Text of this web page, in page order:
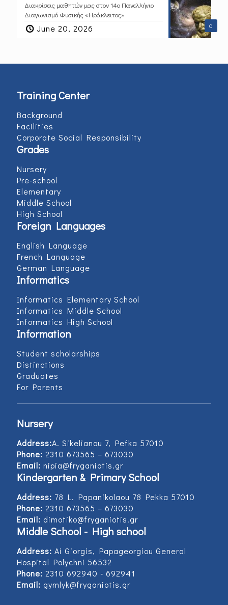
0
Διακρίσεις μαθητών μας στον 14ο Πανελλήνιο
Διαγωνισμό Φυσικής «Ηράκλειτος»
June 20, 2026
Training Center
Background
Facilities
Corporate Social Responsibility
Grades
Nursery
Pre-school
Elementary
Middle School
High School
Foreign Languages
English Language
French Language
German Language
Informatics
Informatics Elementary School
Informatics Middle School
Informatics High School
Information
Student scholarships
Distinctions
Graduates
For Parents
Nursery
Address:Α. Sikelianou 7, Pefka 57010
Phone: 2310 673565 – 673030
Email: nipia@fryganiotis.gr
Kindergarten & Primary School
Address: 78 L. Papanikolaou 78 Pekka 57010
Phone: 2310 673565 – 673030
Email: dimotiko@fryganiotis.gr
Middle School - High school
Address: Ai Giorgis, Papageorgiou General
Hospital Polychni 56532
Phone: 2310 692940 - 692941
Email: gymlyk@fryganiotis.gr